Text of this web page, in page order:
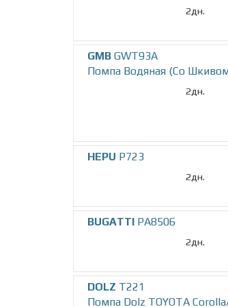
2дн.
GMB GWT93A
Помпа Водяная (Со
2дн.
HEPU P723
2дн.
BUGATTI PA8506
2дн.
DOLZ T221
Помпа Dolz TOYOTA